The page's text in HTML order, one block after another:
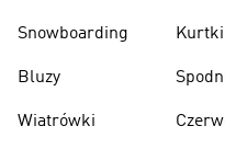
Snowboarding
Bluzy
Wiatrówki
Kurtki